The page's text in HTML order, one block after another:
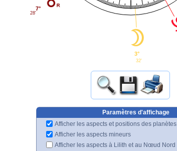
7°
28'
3°
32'
Paramètres d'affichage
Afficher les aspects et positions des planètes
Afficher les aspects mineurs
Afficher les aspects à Lilith et au Nœud Nord